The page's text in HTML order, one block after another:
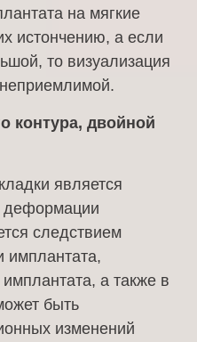
на мягкие
истончению, а если
то визуализация
контура, двойной
является
деформации
следствием
имплантата,
а также в
быть
изменений